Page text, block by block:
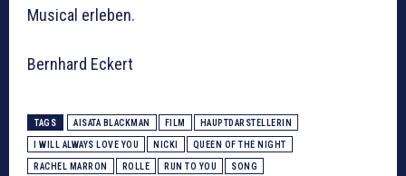
Musical erleben.
Bernhard Eckert
TAGS AISATA BLACKMAN FILM HAUPTDARSTELLERIN
I WILL ALWAYS LOVE YOU NICKI QUEEN OF THE NIGHT
RACHEL MARRON ROLLE RUN TO YOU SONG